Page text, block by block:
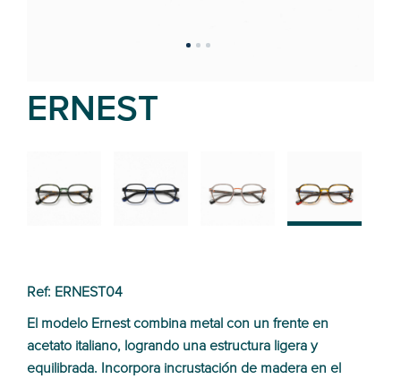
ERNEST
Ref: ERNEST04
El modelo Ernest combina metal con un frente en
acetato italiano, logrando una estructura ligera y
equilibrada. Incorpora incrustación de madera en el